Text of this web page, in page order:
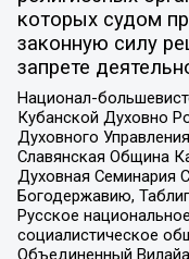
которых судом
законную силу
запрете
Национал-
Кубанской Духовно
Духовного
Славянская Община
Духовная Семинария
Богодержавию,
Русское
социалистическое
Объединенный